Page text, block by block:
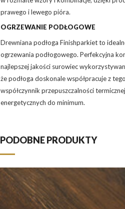
prawego i lewego pióra.
OGRZEWANIE PODŁOGOWE
Drewniana podłoga Finishparkiet to
ogrzewania podłogowego. Perfekcyjna
najlepszej jakości surowiec
że podłoga doskonale współpracuje z
współczynnik przepuszczalności
energetycznych do minimum.
PODOBNE PRODUKTY